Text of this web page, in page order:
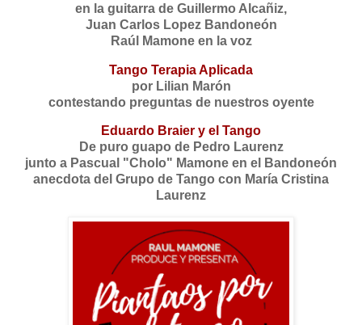
en la guitarra de Guillermo Alcañiz,
Juan Carlos Lopez Bandoneón
Raúl Mamone en la voz
Tango Terapia Aplicada
por Lilian Marón
contestando preguntas de nuestros oyente
Eduardo Braier y el Tango
De puro guapo de Pedro Laurenz
junto a Pascual "Cholo" Mamone en el Bandoneón
anecdota del Grupo de Tango con María Cristina
Laurenz